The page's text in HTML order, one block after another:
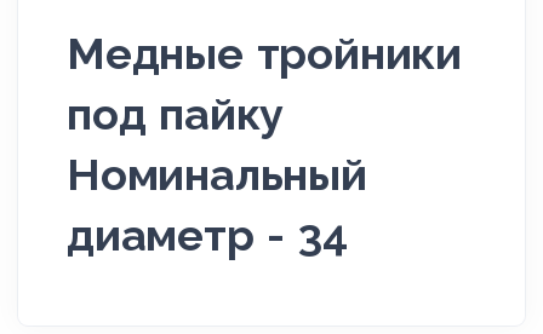
Медные тройники
под пайку
Номинальный
диаметр - 34